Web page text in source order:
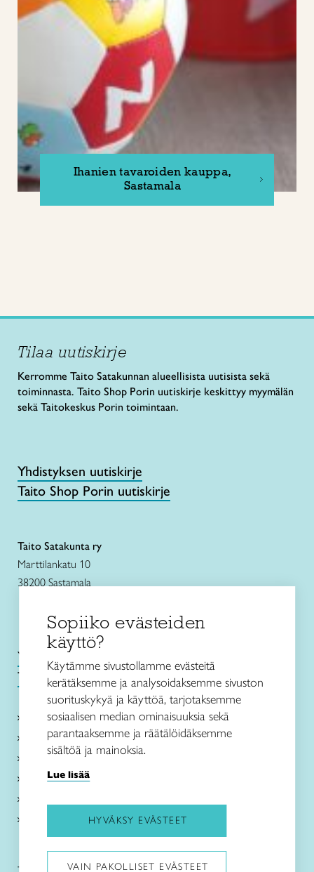
Ihanien tavaroiden kauppa,
Sastamala
Tilaa uutiskirje
Kerromme Taito Satakunnan alueellisista uutisista sekä
toiminnasta. Taito Shop Porin uutiskirje keskittyy myymälän
sekä Taitokeskus Porin toimintaan.
Yhdistyksen uutiskirje
Taito Shop Porin uutiskirje
Taito Satakunta ry
Marttilankatu 10
38200 Sastamala
Yhteystiedot
Tietosuojaseloste
Kurssit
Palvelut
Ajankohtaista
Lapsille
Sopiiko evästeiden
käyttö?
Käytämme sivustollamme evästeitä
kerätäksemme ja analysoidaksemme sivuston
suorituskykyä ja käyttöä, tarjotaksemme
sosiaalisen median ominaisuuksia sekä
parantaaksemme ja räätälöidäksemme
sisältöä ja mainoksia.
Lue lisää
HYVÄKSY EVÄSTEET
VAIN PAKOLLISET EVÄSTEET